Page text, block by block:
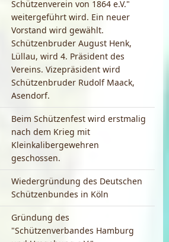
Schützenverein von 1864 e.V."
weitergeführt wird. Ein neuer
Vorstand wird gewählt.
Schützenbruder August Henk,
Lüllau, wird 4. Präsident des
Vereins. Vizepräsident wird
Schützenbruder Rudolf Maack,
Asendorf.
Beim Schützenfest wird erstmalig
nach dem Krieg mit
Kleinkalibergewehren
geschossen.
Wiedergründung des Deutschen
Schützenbundes in Köln
Gründung des
"Schützenverbandes Hamburg